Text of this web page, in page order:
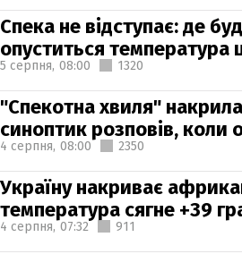
Спека не відступає: де
опуститься температура
5 серпня, 08:00 1320
"Спекотна хвиля"
синоптик розповів, коли
4 серпня, 08:00 2350
Україну накриває
температура сягне +39
4 серпня, 07:32 911